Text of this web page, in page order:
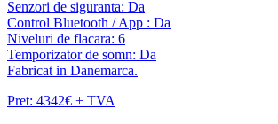
Senzori de siguranta: Da
Control Bluetooth / App : Da
Niveluri de flacara: 6
Temporizator de somn: Da
Fabricat in Danemarca.
Pret: 4342€ + TVA